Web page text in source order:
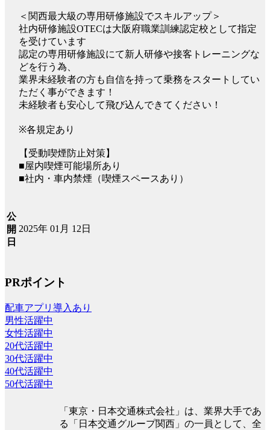
＜関西最大級の専用研修施設でスキルアップ＞
社内研修施設OTECは大阪府職業訓練認定校として指定
を受けています
認定の専用研修施設にて新人研修や接客トレーニングな
どを行う為、
業界未経験者の方も自信を持って乗務をスタートしてい
ただく事ができます！
未経験者も安心して飛び込んできてください！
※各規定あり
【受動喫煙防止対策】
■屋内喫煙可能場所あり
■社内・車内禁煙（喫煙スペースあり）
公
開
日
2025年 01月 12日
PRポイント
配車アプリ導入あり
男性活躍中
女性活躍中
20代活躍中
30代活躍中
40代活躍中
50代活躍中
「東京・日本交通株式会社」は、業界大手であ
る「日本交通グループ関西」の一員として、全